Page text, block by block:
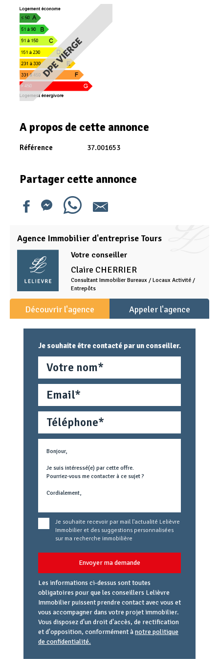
A propos de cette annonce
Référence 37.001653
Partager cette annonce
Agence Immobilier d'entreprise Tours
Votre conseiller
Claire CHERRIER
Consultant Immobilier Bureaux / Locaux Activité /
Entrepôts
Découvrir l'agence Appeler l'agence
Je souhaite être contacté par un conseiller.
Téléphone
Métier
concerné
Je souhaite recevoir par mail l'actualité Lelièvre
Immobilier et des suggestions personnalisées
sur ma recherche immobilière
Envoyer ma demande
Les informations ci-dessus sont toutes
obligatoires pour que les conseillers Lelièvre
Immobilier puissent prendre contact avec vous et
vous accompagner dans votre projet immobilier.
Vous disposez d'un droit d'accès, de rectification
et d'opposition, conformément ànotre politique
de confidentialité.